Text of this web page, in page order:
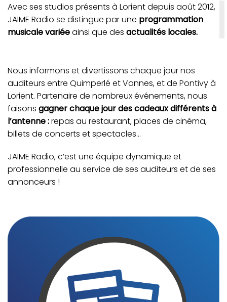
Avec ses studios présents à Lorient depuis août 2012,
JAIME Radio se distingue par une programmation
musicale variéeainsi que des actualités locales.
Nous informons et divertissons chaque jour nos
auditeurs entre Quimperlé et Vannes, et de Pontivy à
Lorient. Partenaire de nombreux événements, nous
faisons gagner chaque jour des cadeaux différents à
l’antenne :repas au restaurant, places de cinéma,
billets de concerts et spectacles…
JAIME Radio, c’est une équipe dynamique et
professionnelle au service de ses auditeurs et de ses
annonceurs !